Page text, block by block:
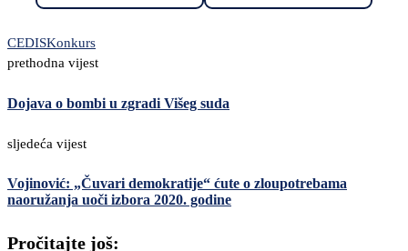
CEDISKonkurs
prethodna vijest
Dojava o bombi u zgradi Višeg suda
sljedeća vijest
Vojinović: „Čuvari demokratije“ ćute o zloupotrebama
naoružanja uoči izbora 2020. godine
Pročitajte još: